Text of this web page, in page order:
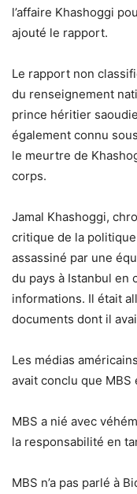
l’affaire Khashoggi
ajouté le rapport.
Le rapport non
du renseignement
prince héritier
également connu
le meurtre de
corps.
Jamal Khashoggi,
critique de la
assassiné par une
du pays à Istanbul en
informations. Il était
documents dont il
Les médias
avait conclu que MBS
MBS a nié avec
la responsabilité en
MBS n’a pas parlé à